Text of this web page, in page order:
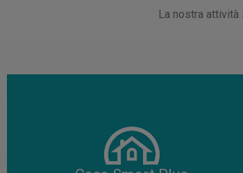
La nostra